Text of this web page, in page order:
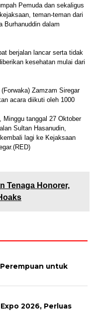
Pemuda dan sekaligus
teman-teman dari
Burhanuddin dalam
berjalan lancar serta tidak
kesehatan mulai dari
Zamzam Siregar
acara diikuti oleh 1000
Minggu tanggal 27 Oktober
Sultan Hasanudin,
lagi ke Kejaksaan
Tenaga Honorer,
untuk
2026, Perluas